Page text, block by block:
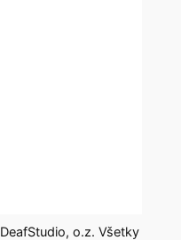
o.z. Všetky